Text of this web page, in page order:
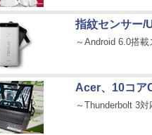
指紋センサー/
～Android 6.0搭
Acer、10コア
～Thunderbolt 3